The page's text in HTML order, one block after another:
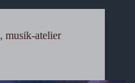
, musik-atelier